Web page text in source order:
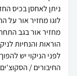
לוגו מחזיר אור על
לפני הניקוי יש